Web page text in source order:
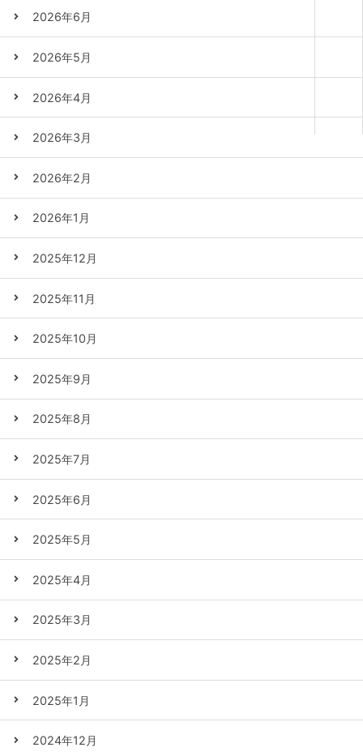
2026年6月
2026年5月
2026年4月
2026年3月
2026年2月
2026年1月
2025年12月
2025年11月
2025年10月
2025年9月
2025年8月
2025年7月
2025年6月
2025年5月
2025年4月
2025年3月
2025年2月
2025年1月
2024年12月